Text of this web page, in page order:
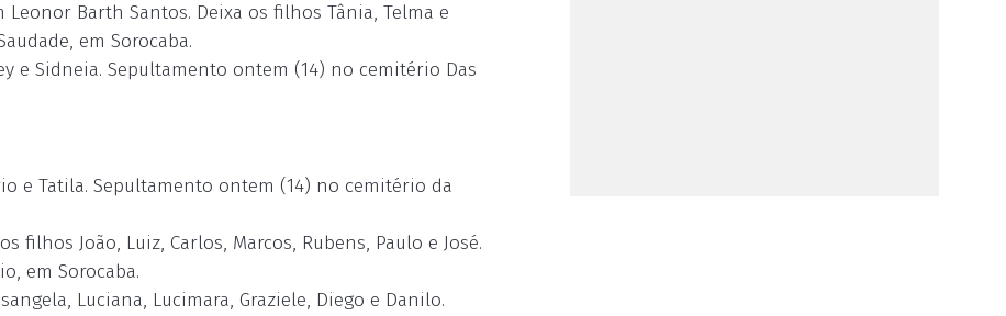
Leonor Barth Santos. Deixa os filhos Tânia, Telma e
em Sorocaba.
e Sidneia. Sepultamento ontem (14) no cemitério Das
e Tatila. Sepultamento ontem (14) no cemitério da
os filhos João, Luiz, Carlos, Marcos, Rubens, Paulo e José.
em Sorocaba.
Luciana, Lucimara, Graziele, Diego e Danilo.